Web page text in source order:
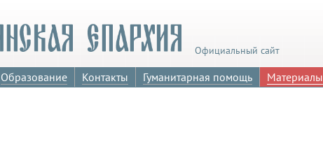
Официальный сайт
Образование Контакты Гуманитарная помощь Материалы